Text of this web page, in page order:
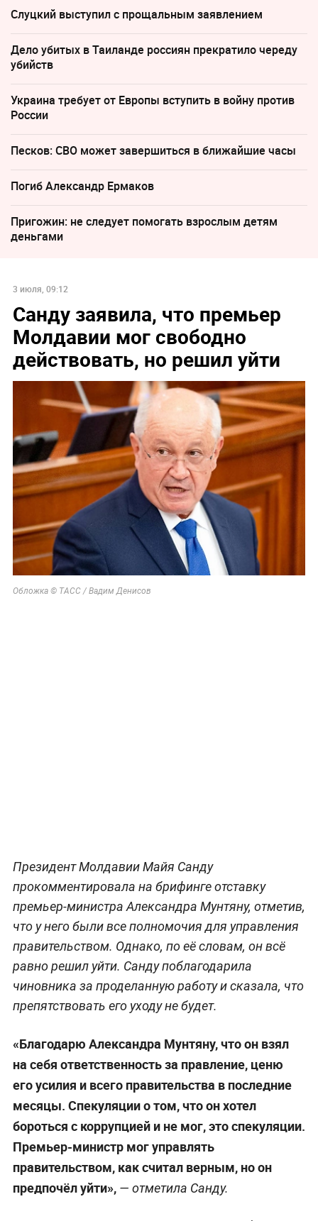
Слуцкий выступил с прощальным заявлением
Дело убитых в Таиланде россиян прекратило череду
убийств
Украина требует от Европы вступить в войну против
России
Песков: СВО может завершиться в ближайшие часы
Погиб Александр Ермаков
Пригожин: не следует помогать взрослым детям
деньгами
3 июля, 09:12
Санду заявила, что премьер
Молдавии мог свободно
действовать, но решил уйти
Обложка © ТАСС / Вадим Денисов
Президент Молдавии Майя Санду
прокомментировала на брифинге отставку
премьер-министра Александра Мунтяну, отметив,
что у него были все полномочия для управления
правительством. Однако, по её словам, он всё
равно решил уйти. Санду поблагодарила
чиновника за проделанную работу и сказала, что
препятствовать его уходу не будет.
«Благодарю Александра Мунтяну, что он взял
на себя ответственность за правление, ценю
его усилия и всего правительства в последние
месяцы. Спекуляции о том, что он хотел
бороться с коррупцией и не мог, это спекуляции.
Премьер-министр мог управлять
правительством, как считал верным, но он
предпочёл уйти», — отметила Санду.